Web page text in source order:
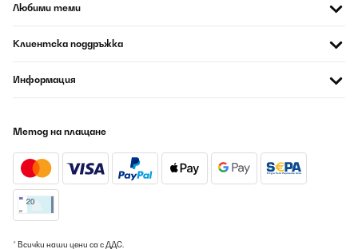
Любими теми
Клиентска поддръжка
Информация
Метод на плащане
* Всички наши цени са с ДДС.